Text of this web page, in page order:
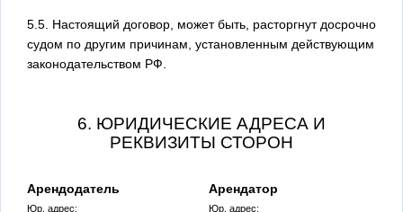
5.5. Настоящий договор, может быть, расторгнут досрочно
судом по другим причинам, установленным действующим
законодательством РФ.
6. ЮРИДИЧЕСКИЕ АДРЕСА И
РЕКВИЗИТЫ СТОРОН
Арендодатель
Юр. адрес:
Арендатор
Юр. адрес: